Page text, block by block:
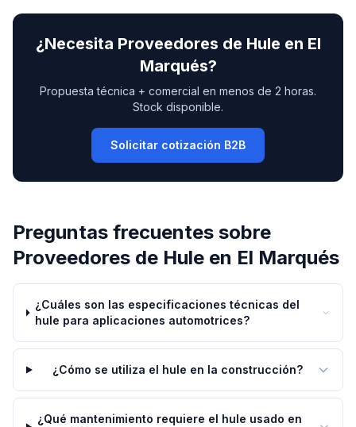
¿Necesita Proveedores de Hule en El
Marqués?
Propuesta técnica + comercial en menos de 2 horas.
Stock disponible.
Solicitar cotización B2B
Preguntas frecuentes sobre
Proveedores de Hule en El Marqués
¿Cuáles son las especificaciones técnicas del
hule para aplicaciones automotrices?
¿Cómo se utiliza el hule en la construcción?
¿Qué mantenimiento requiere el hule usado en